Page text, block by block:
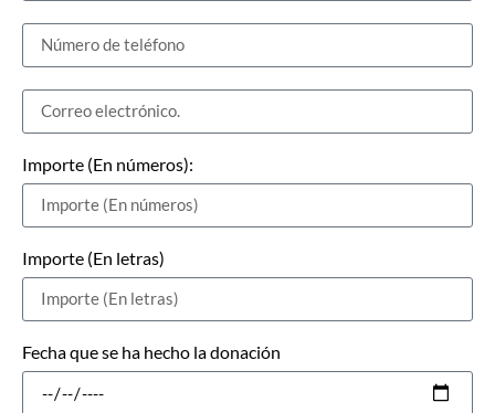
Importe (En números):
Importe (En letras)
Fecha que se ha hecho la donación